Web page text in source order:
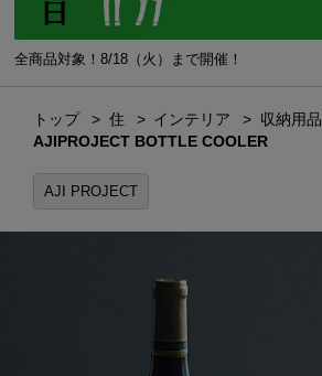
全商品対象！8/18（火）まで開催！
トップ 住 インテリア 収納用品
AJIPROJECT BOTTLE COOLER
AJI PROJECT